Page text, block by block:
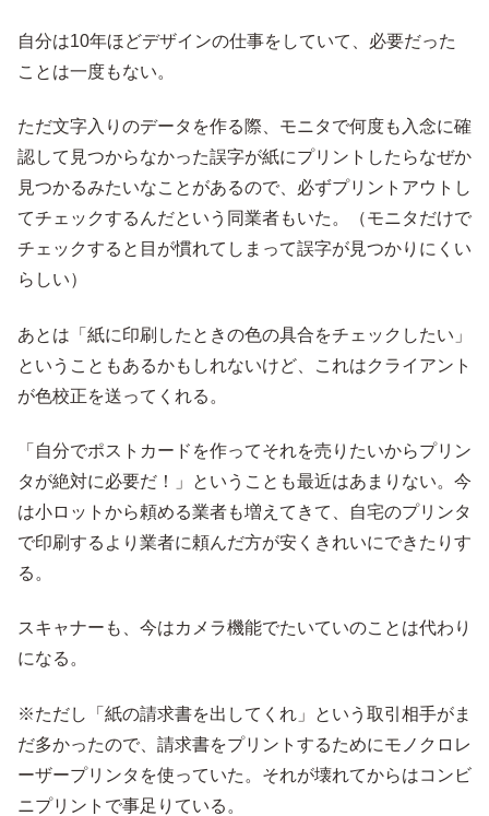
自分は10年ほどデザインの仕事をしていて、必要だった
ことは一度もない。
ただ文字入りのデータを作る際、モニタで何度も入念に確
認して見つからなかった誤字が紙にプリントしたらなぜか
見つかるみたいなことがあるので、必ずプリントアウトし
てチェックするんだという同業者もいた。（モニタだけで
チェックすると目が慣れてしまって誤字が見つかりにくい
らしい）
あとは「紙に印刷したときの色の具合をチェックしたい」
ということもあるかもしれないけど、これはクライアント
が色校正を送ってくれる。
「自分でポストカードを作ってそれを売りたいからプリン
タが絶対に必要だ！」ということも最近はあまりない。今
は小ロットから頼める業者も増えてきて、自宅のプリンタ
で印刷するより業者に頼んだ方が安くきれいにできたりす
る。
スキャナーも、今はカメラ機能でたいていのことは代わり
になる。
※ただし「紙の請求書を出してくれ」という取引相手がま
だ多かったので、請求書をプリントするためにモノクロレ
ーザープリンタを使っていた。それが壊れてからはコンビ
ニプリントで事足りている。